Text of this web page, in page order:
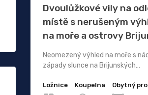
Dvoulůžkové vily na
místě s nerušeným
na moře a ostrovy
Neomezený výhled na moře s
západy slunce na Brijunských…
Ložnice
Koupelna
Obytný